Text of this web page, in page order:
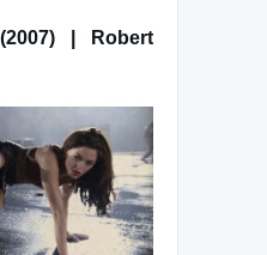
| Robert